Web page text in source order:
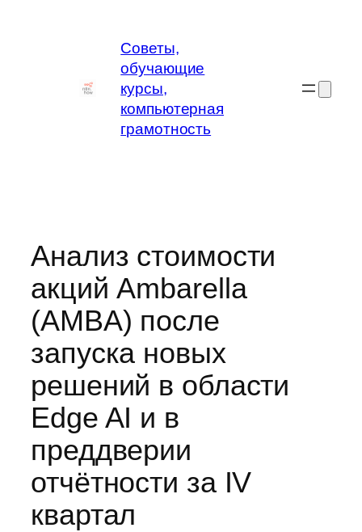
Советы,
обучающие
курсы,
компьютерная
грамотность
Анализ стоимости
акций Ambarella
(AMBA) после
запуска новых
решений в области
Edge AI и в
преддверии
отчётности за IV
квартал